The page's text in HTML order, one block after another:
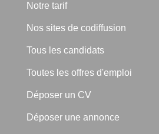
Notre tarif
Nos sites de codiffusion
Tous les candidats
Toutes les offres d'emploi
Déposer un CV
Déposer une annonce